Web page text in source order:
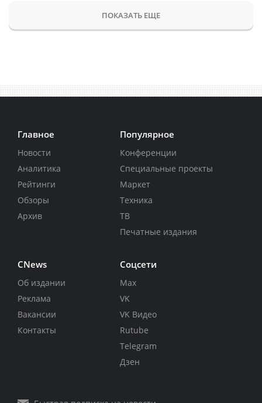
ПОКАЗАТЬ ЕЩЕ
Главное
Новости
Аналитика
Рейтинги
Обзоры
Архив
Популярное
Конференции
Специальные проекты
Маркет
Техника
ТВ
Печатные издания
CNews
Об издании
Реклама
Вакансии
Контакты
Соцсети
Max
VK
VK Видео
Rutube
Telegram
Дзен